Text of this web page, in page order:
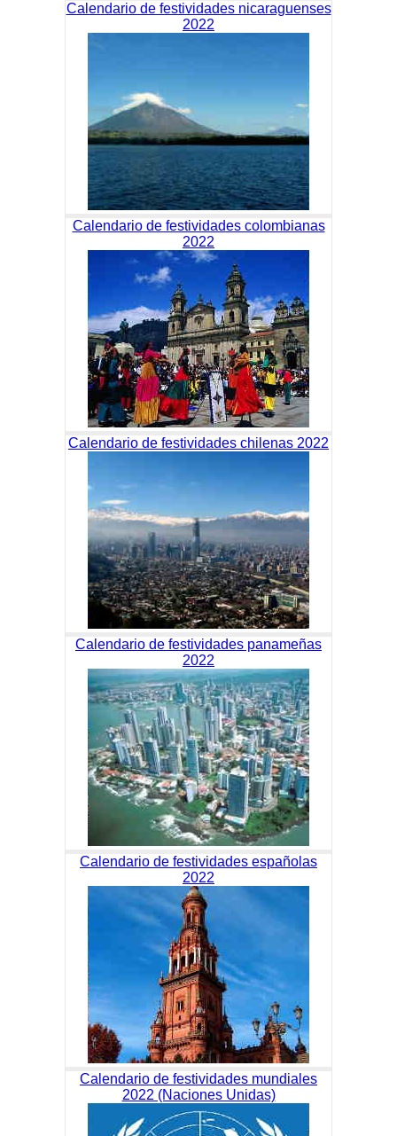
Calendario de festividades nicaraguenses
2022
Calendario de festividades colombianas
2022
Calendario de festividades chilenas 2022
Calendario de festividades panameñas
2022
Calendario de festividades españolas
2022
Calendario de festividades mundiales
2022 (Naciones Unidas)